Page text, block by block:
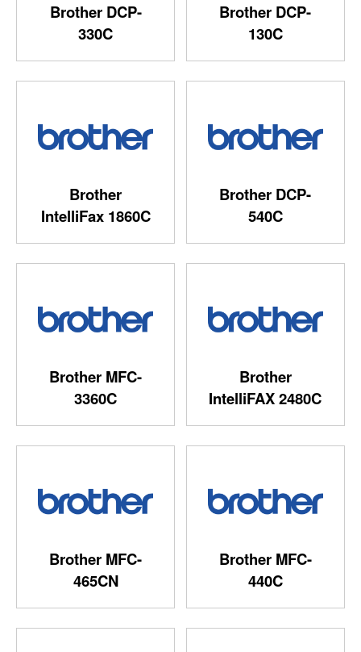
Brother DCP-
130C
Brother DCP-
330C
Brother DCP-
540C
Brother
IntelliFax 1860C
Brother
IntelliFAX 2480C
Brother MFC-
3360C
Brother MFC-
440C
Brother MFC-
465CN